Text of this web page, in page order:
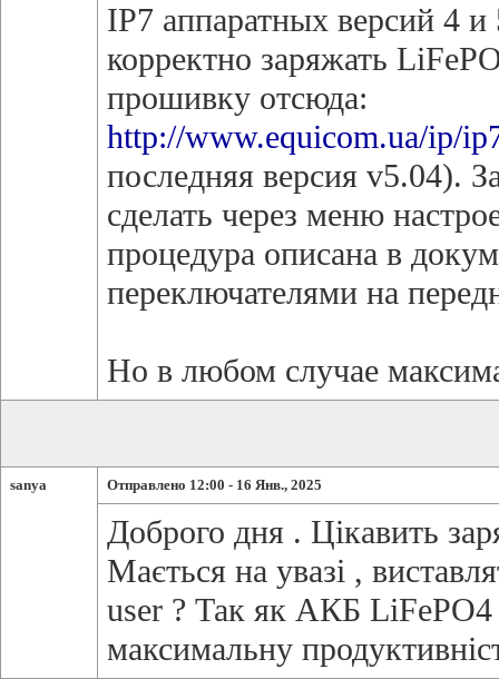
IP7 аппаратных версий 4 и
корректно заряжать
прошивку отсюда:
http://www.equicom.ua/ip/
последняя версия v5.04).
сделать через меню
процедура описана в
переключателями на
Но в любом случае
sanya Отправлено 12:00 - 16 Янв., 2025
Доброго дня . Цікавить
Мається на увазі ,
user ? Так як АКБ LiFePO4
максимальну